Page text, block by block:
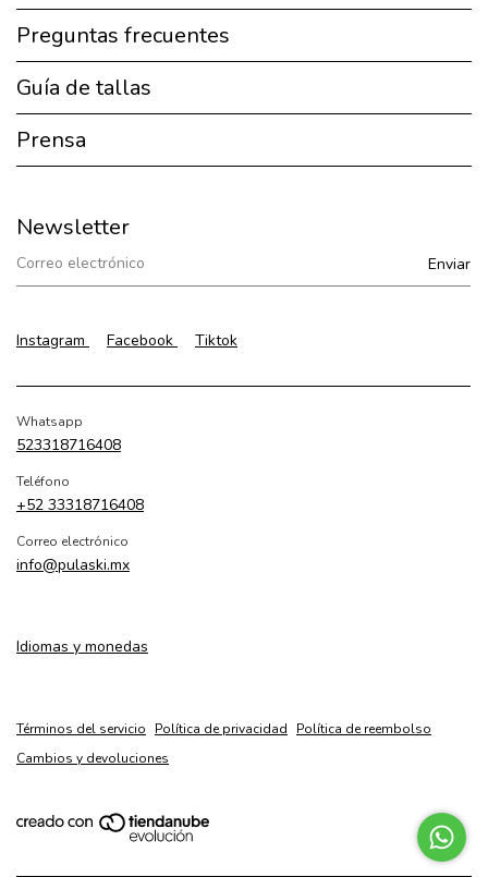
Preguntas frecuentes
Guía de tallas
Prensa
Newsletter
Instagram Facebook Tiktok
Whatsapp
523318716408
Teléfono
+52 33318716408
Correo electrónico
info@pulaski.mx
Idiomas y monedas
Términos del servicio Política de privacidad
Política de reembolso
Cambios y devoluciones